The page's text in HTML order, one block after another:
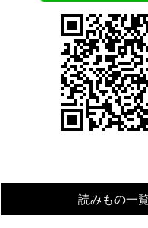
読みもの一